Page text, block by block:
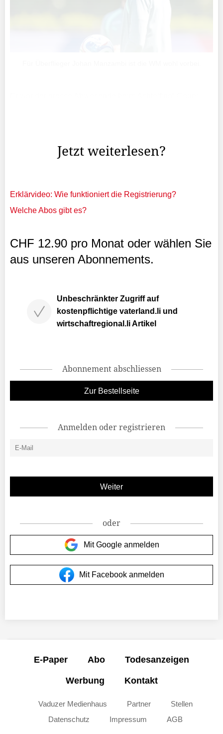
Jetzt weiterlesen?
Erklärvideo: Wie funktioniert die Registrierung?
Welche Abos gibt es?
CHF 12.90 pro Monat oder wählen Sie
aus unseren Abonnements.
Unbeschränkter Zugriff auf
kostenpflichtige vaterland.li und
wirtschaftregional.li Artikel
Abonnement abschliessen
Zur Bestellseite
Anmelden oder registrieren
oder
Mit Google anmelden
Mit Facebook anmelden
E-Paper Abo Todesanzeigen
Werbung Kontakt
Vaduzer Medienhaus Partner
Stellen
Datenschutz
Impressum AGB